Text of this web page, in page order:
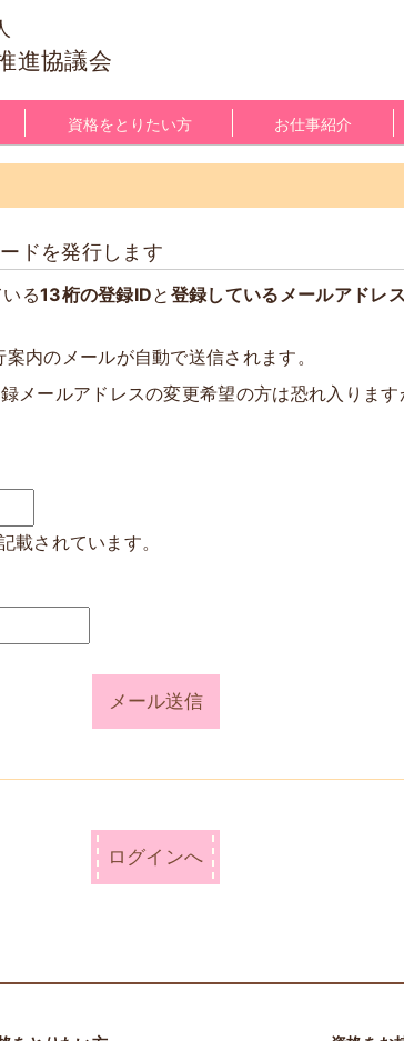
進協議会
資格をとりたい方 お仕事紹介
ドを発行します
る13桁の登録IDと 登録しているメールアドレス
内のメールが自動で送信されます。
メールアドレスの変更希望の方は恐れ入ります
されています。
ログインへ